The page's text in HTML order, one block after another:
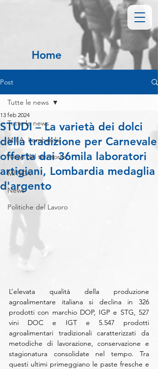
Home
Post
Tutte le news
M.I.A. Lombardia
News dal territorio
MITICA
News
Politiche del Lavoro
Tutte le news
STUDI – La varietà dei dolci
della tradizione per Carnevale
offerta dai 36mila laboratori
artigiani, Lombardia medaglia
d'argento
13 feb 2024
L’elevata qualità della produzione
agroalimentare italiana si declina in 326
prodotti con marchio DOP, IGP e STG, 527
vini DOC e IGT e 5.547 prodotti
agroalimentari tradizionali caratterizzati da
metodiche di lavorazione, conservazione e
stagionatura consolidate nel tempo. Tra
questi ultimi primeggiano le paste fresche e